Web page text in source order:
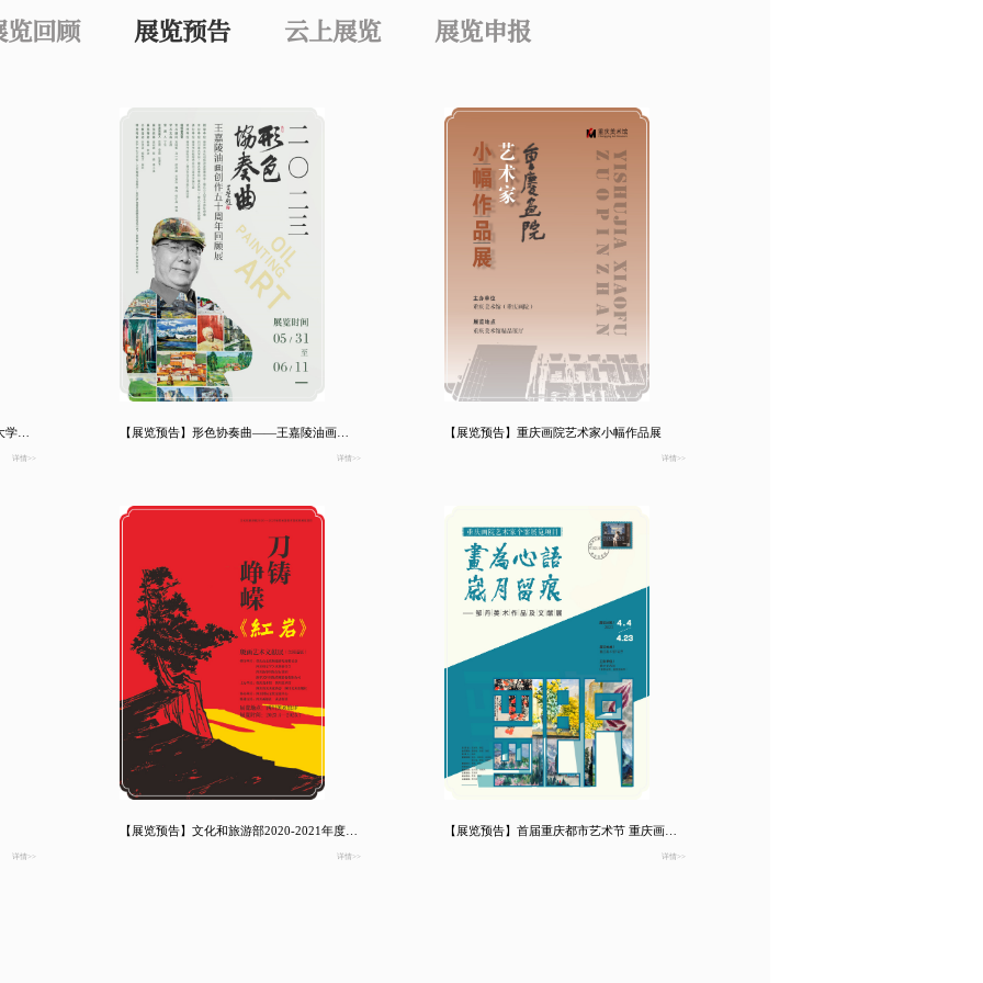
览回顾 展览预告 云上展览 展览申报
详情>> 详情>>
【展览预告】重庆画院艺术家小幅作品展
详情>>
详情>>
【展览预告】文化和旅游部2020-2021年度全国美术馆优秀展览项目 刀铸峥嵘——《红岩》版画艺术文献展(全国巡展)
详情>>
【展览预告】首届重庆都市艺术节 重庆画院艺术家个案展览项目 画为心语·岁月留痕——邹丹美术作品及文献展
详情>>